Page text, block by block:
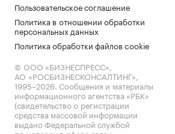
Пользовательское соглашение
Политика в отношении обработки
персональных данных
Политика обработки файлов cookie
© ООО «БИЗНЕСПРЕСС»,
АО «РОСБИЗНЕСКОНСАЛТИНГ»,
1995–2026. Сообщения и материалы
информационного агентства «РБК»
(свидетельство о регистрации
средства массовой информации
выдано Федеральной службой